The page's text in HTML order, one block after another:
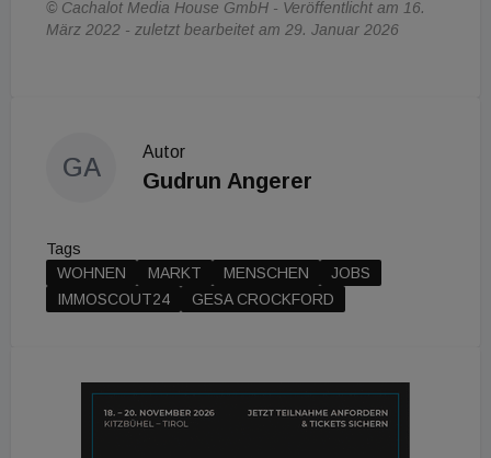
© Cachalot Media House GmbH - Veröffentlicht am 16.
März 2022 - zuletzt bearbeitet am 29. Januar 2026
GA
Autor
Gudrun Angerer
Tags
WOHNEN
MARKT MENSCHEN
JOBS
IMMOSCOUT24
GESA CROCKFORD